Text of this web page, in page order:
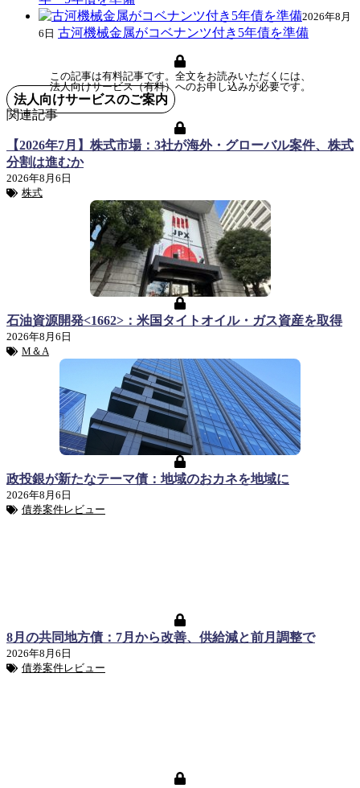
2026年8月
6日 古河機械金属がコベナンツ付き5年債を準備
この記事は有料記事です。全文をお読みいただくには、
法人向けサービス（有料）へのお申し込みが必要です。
法人向けサービスのご案内
関連記事
【2026年7月】株式市場：3社が海外・グローバル案件、株式
分割は進むか
2026年8月6日
株式
石油資源開発<1662>：米国タイトオイル・ガス資産を取得
2026年8月6日
M＆A
政投銀が新たなテーマ債：地域のおカネを地域に
2026年8月6日
債券案件レビュー
8月の共同地方債：7月から改善、供給減と前月調整で
2026年8月6日
債券案件レビュー